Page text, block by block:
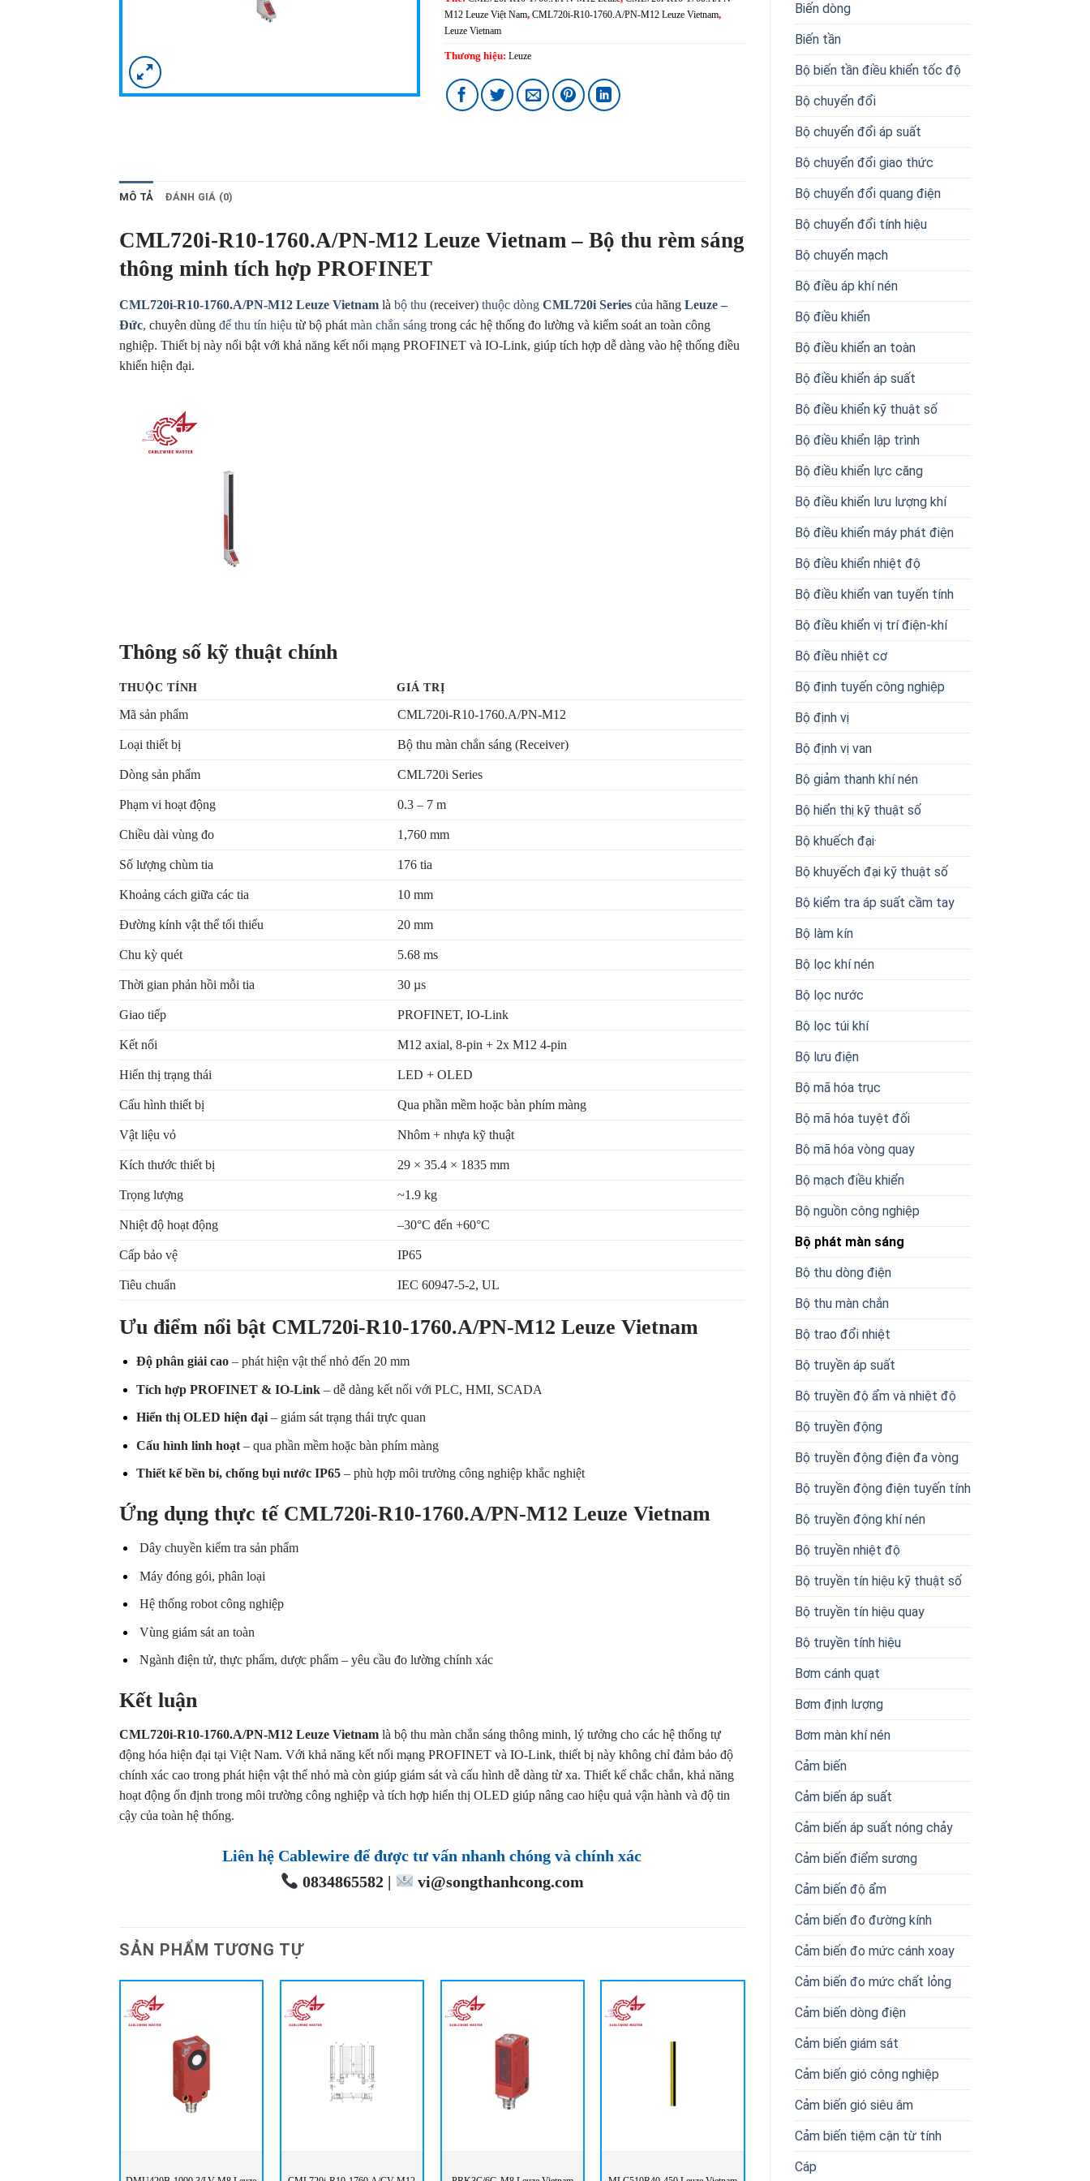
Biến dòng
Biến tần
Bộ biến tần điều khiển tốc độ
Bộ chuyển đổi
Bộ chuyển đổi áp suất
Bộ chuyển đổi giao thức
Bộ chuyển đổi quang điện
Bộ chuyển đổi tính hiệu
Bộ chuyển mạch
Bộ điều áp khí nén
Bộ điều khiển
Bộ điều khiển an toàn
Bộ điều khiển áp suất
Bộ điều khiển kỹ thuật số
Bộ điều khiển lập trình
Bộ điều khiển lực căng
Bộ điều khiển lưu lượng khí
Bộ điều khiển máy phát điện
Bộ điều khiển nhiệt độ
Bộ điều khiển van tuyến tính
Bộ điều khiển vị trí điện-khí
Bộ điều nhiệt cơ
Bộ định tuyến công nghiệp
Bộ định vị
Bộ định vị van
Bộ giảm thanh khí nén
Bộ hiển thị kỹ thuật số
Bộ khuếch đại·
Bộ khuyếch đại kỹ thuật số
Bộ kiểm tra áp suất cầm tay
Bộ làm kín
Bộ lọc khí nén
Bộ lọc nước
Bộ lọc túi khí
Bộ lưu điện
Bộ mã hóa trục
Bộ mã hóa tuyệt đối
Bộ mã hóa vòng quay
Bộ mạch điều khiển
Bộ nguồn công nghiệp
Bộ phát màn sáng
Bộ thu dòng điện
Bộ thu màn chắn
Bộ trao đổi nhiệt
Bộ truyền áp suất
Bộ truyền độ ẩm và nhiệt độ
Bộ truyền động
Bộ truyền động điện đa vòng
Bộ truyền động điện tuyến tính
Bộ truyền động khí nén
Bộ truyền nhiệt độ
Bộ truyền tín hiệu kỹ thuật số
Bộ truyền tín hiệu quay
Bộ truyền tính hiệu
Bơm cánh quạt
Bơm định lượng
Bơm màn khí nén
Cảm biến
Cảm biến áp suất
Cảm biến áp suất nóng chảy
Cảm biến điểm sương
Cảm biến độ ẩm
Cảm biến đo đường kính
Cảm biến đo mức cánh xoay
Cảm biến đo mức chất lỏng
Cảm biến dòng điện
Cảm biến giám sát
Cảm biến gió công nghiệp
Cảm biến gió siêu âm
Cảm biến tiệm cận từ tính
Cáp
M12 Leuze Việt Nam, CML720i-R10-1760.A/PN-M12 Leuze Vietnam,
Leuze Vietnam
Thương hiệu: Leuze
MÔ TẢ ĐÁNH GIÁ (0)
CML720i-R10-1760.A/PN-M12 Leuze Vietnam – Bộ thu rèm sáng
thông minh tích hợp PROFINET
CML720i-R10-1760.A/PN-M12 Leuze Vietnam là bộ thu (receiver) thuộc dòng CML720i Series của hãng Leuze –
Đức, chuyên dùng để thu tín hiệu từ bộ phát màn chắn sáng trong các hệ thống đo lường và kiểm soát an toàn công
nghiệp. Thiết bị này nổi bật với khả năng kết nối mạng PROFINET và IO-Link, giúp tích hợp dễ dàng vào hệ thống điều
khiển hiện đại.
Thông số kỹ thuật chính
THUỘC TÍNH GIÁ TRỊ
Mã sản phẩm CML720i-R10-1760.A/PN-M12
Loại thiết bị Bộ thu màn chắn sáng (Receiver)
Dòng sản phẩm CML720i Series
Phạm vi hoạt động 0.3 – 7 m
Chiều dài vùng đo 1,760 mm
Số lượng chùm tia 176 tia
Khoảng cách giữa các tia 10 mm
Đường kính vật thể tối thiểu 20 mm
Chu kỳ quét 5.68 ms
Thời gian phản hồi mỗi tia 30 µs
Giao tiếp PROFINET, IO-Link
Kết nối M12 axial, 8-pin + 2x M12 4-pin
Hiển thị trạng thái LED + OLED
Cấu hình thiết bị Qua phần mềm hoặc bàn phím màng
Vật liệu vỏ Nhôm + nhựa kỹ thuật
Kích thước thiết bị 29 × 35.4 × 1835 mm
Trọng lượng ~1.9 kg
Nhiệt độ hoạt động –30°C đến +60°C
Cấp bảo vệ IP65
Tiêu chuẩn IEC 60947-5-2, UL
Ưu điểm nổi bật CML720i-R10-1760.A/PN-M12 Leuze Vietnam
Độ phân giải cao– phát hiện vật thể nhỏ đến 20 mm
Tích hợp PROFINET & IO-Link– dễ dàng kết nối với PLC, HMI, SCADA
Hiển thị OLED hiện đại– giám sát trạng thái trực quan
Cấu hình linh hoạt– qua phần mềm hoặc bàn phím màng
Thiết kế bền bỉ, chống bụi nước IP65– phù hợp môi trường công nghiệp khắc nghiệt
Ứng dụng thực tế CML720i-R10-1760.A/PN-M12 Leuze Vietnam
Dây chuyền kiểm tra sản phẩm
Máy đóng gói, phân loại
Hệ thống robot công nghiệp
Vùng giám sát an toàn
Ngành điện tử, thực phẩm, dược phẩm – yêu cầu đo lường chính xác
Kết luận
CML720i-R10-1760.A/PN-M12 Leuze Vietnam là bộ thu màn chắn sáng thông minh, lý tưởng cho các hệ thống tự
động hóa hiện đại tại Việt Nam. Với khả năng kết nối mạng PROFINET và IO-Link, thiết bị này không chỉ đảm bảo độ
chính xác cao trong phát hiện vật thể nhỏ mà còn giúp giám sát và cấu hình dễ dàng từ xa. Thiết kế chắc chắn, khả năng
hoạt động ổn định trong môi trường công nghiệp và tích hợp hiển thị OLED giúp nâng cao hiệu quả vận hành và độ tin
cậy của toàn hệ thống.
Liên hệ Cablewire để được tư vấn nhanh chóng và chính xác
0834865582 |
vi@songthanhcong.com
SẢN PHẨM TƯƠNG TỰ